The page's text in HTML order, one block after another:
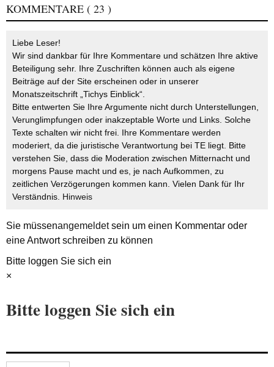
KOMMENTARE ( 23 )
Liebe Leser!
Wir sind dankbar für Ihre Kommentare und schätzen Ihre aktive
Beteiligung sehr. Ihre Zuschriften können auch als eigene
Beiträge auf der Site erscheinen oder in unserer
Monatszeitschrift „Tichys Einblick“.
Bitte entwerten Sie Ihre Argumente nicht durch Unterstellungen,
Verunglimpfungen oder inakzeptable Worte und Links. Solche
Texte schalten wir nicht frei. Ihre Kommentare werden
moderiert, da die juristische Verantwortung bei TE liegt. Bitte
verstehen Sie, dass die Moderation zwischen Mitternacht und
morgens Pause macht und es, je nach Aufkommen, zu
zeitlichen Verzögerungen kommen kann. Vielen Dank für Ihr
Verständnis. Hinweis
Sie müssenangemeldetsein um einen Kommentar oder
eine Antwort schreiben zu können
Bitte loggen Sie sich ein
×
Bitte loggen Sie sich ein